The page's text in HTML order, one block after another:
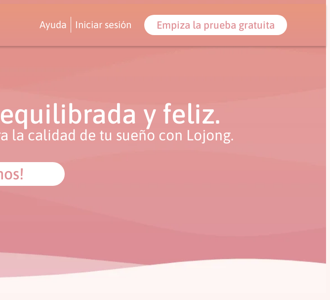
Ayuda Iniciar sesión Empiza la prueba gratuita
y feliz.
la calidad de tu sueño con Lojong.